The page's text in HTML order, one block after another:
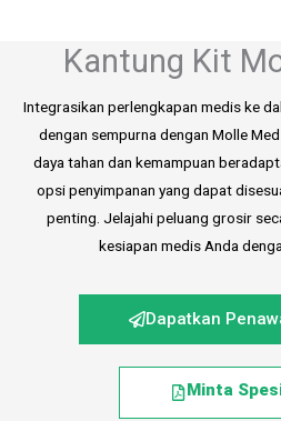
Kantung Kit
Integrasikan perlengkapan medis ke
dengan sempurna dengan Molle
daya tahan dan kemampuan
opsi penyimpanan yang dapat
penting. Jelajahi peluang grosir
kesiapan medis Anda
Dapatkan
Minta